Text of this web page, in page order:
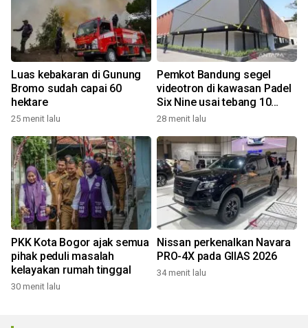
Luas kebakaran di Gunung
Bromo sudah capai 60
hektare
25 menit lalu
Pemkot Bandung segel
videotron di kawasan Padel
Six Nine usai tebang 10
pohon
28 menit lalu
PKK Kota Bogor ajak semua
pihak peduli masalah
kelayakan rumah tinggal
30 menit lalu
Nissan perkenalkan Navara
PRO-4X pada GIIAS 2026
34 menit lalu